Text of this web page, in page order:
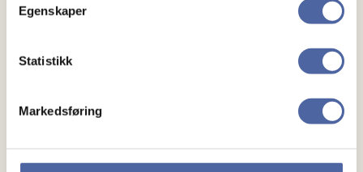
Egenskaper
Statistikk
Markedsføring
Om MS
Om MS